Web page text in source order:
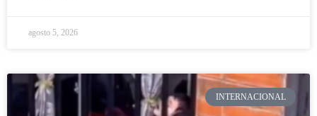
agosto 5, 2026
INTERNACIONAL